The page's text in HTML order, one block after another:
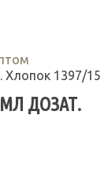
1397/15
ДОЗАТ.